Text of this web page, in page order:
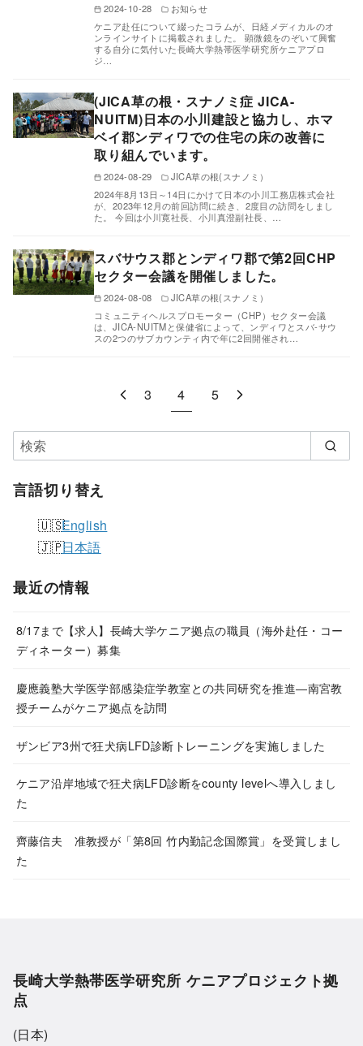
2024-10-28
お知らせ
ケニア赴任について綴ったコラムが、日経メディカルのオ
ンラインサイトに掲載されました。 顕微鏡をのぞいて興奮
する自分に気付いた長崎大学熱帯医学研究所ケニアプロ
ジ…
(JICA草の根・スナノミ症 JICA-
NUITM)日本の小川建設と協力し、ホマ
ベイ郡ンディワでの住宅の床の改善に
取り組んでいます。
2024-08-29
JICA草の根(スナノミ）
2024年8月13日～14日にかけて日本の小川工務店株式会社
が、2023年12月の前回訪問に続き、2度目の訪問をしまし
た。 今回は小川寛社長、小川真澄副社長、…
スバサウス郡とンディワ郡で第2回CHP
セクター会議を開催しました。
2024-08-08
JICA草の根(スナノミ）
コミュニティヘルスプロモーター（CHP）セクター会議
は、JICA-NUITMと保健省によって、ンディワとスバ‐サウ
スの2つのサブカウンティ内で年に2回開催され…
3 4 5
言語切り替え
English
日本語
最近の情報
8/17まで【求人】長崎大学ケニア拠点の職員（海外赴任・コー
ディネーター）募集
慶應義塾大学医学部感染症学教室との共同研究を推進―南宮教
授チームがケニア拠点を訪問
ザンビア3州で狂犬病LFD診断トレーニングを実施しました
ケニア沿岸地域で狂犬病LFD診断をcounty levelへ導入しまし
た
齊藤信夫 准教授が「第8回 竹内勤記念国際賞」を受賞しまし
た
長崎大学熱帯医学研究所 ケニアプロジェクト拠
点
(日本)